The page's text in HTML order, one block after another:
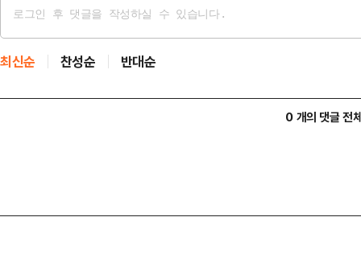
최신순 찬성순 반대순
0 개의 댓글 전